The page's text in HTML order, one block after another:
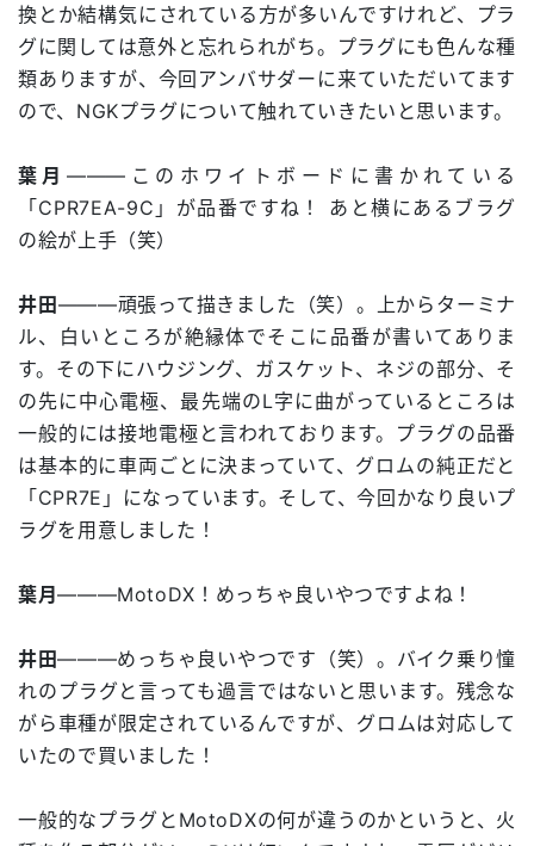
換とか結構気にされている方が多いんですけれど、プラ
グに関しては意外と忘れられがち。プラグにも色んな種
類ありますが、今回アンバサダーに来ていただいてます
ので、NGKプラグについて触れていきたいと思います。
葉月 ―――このホワイトボードに書かれている
「CPR7EA-9C」が品番ですね！ あと横にあるブラグ
の絵が上手（笑）
井田―――頑張って描きました（笑）。上からターミナ
ル、白いところが絶縁体でそこに品番が書いてありま
す。その下にハウジング、ガスケット、ネジの部分、そ
の先に中心電極、最先端のL字に曲がっているところは
一般的には接地電極と言われております。プラグの品番
は基本的に車両ごとに決まっていて、グロムの純正だと
「CPR7E」になっています。そして、今回かなり良いプ
ラグを用意しました！
葉月―――MotoDX！めっちゃ良いやつですよね！
井田―――めっちゃ良いやつです（笑）。バイク乗り憧
れのプラグと言っても過言ではないと思います。残念な
がら車種が限定されているんですが、グロムは対応して
いたので買いました！
一般的なプラグとMotoDXの何が違うのかというと、火